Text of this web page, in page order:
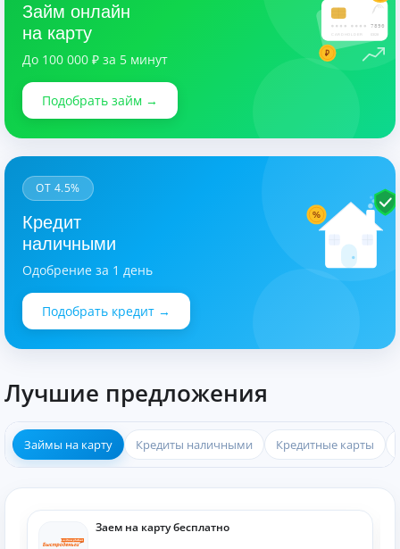
7890
CARDHOLDER 03/28
₽
Займ онлайн
на карту
До 100 000 ₽ за 5 минут
Подобрать займ →
%
ОТ 4.5%
Кредит
наличными
Одобрение за 1 день
Подобрать кредит →
Лучшие предложения
Займы на карту Кредиты наличными Кредитные карты
Заем на карту бесплатно